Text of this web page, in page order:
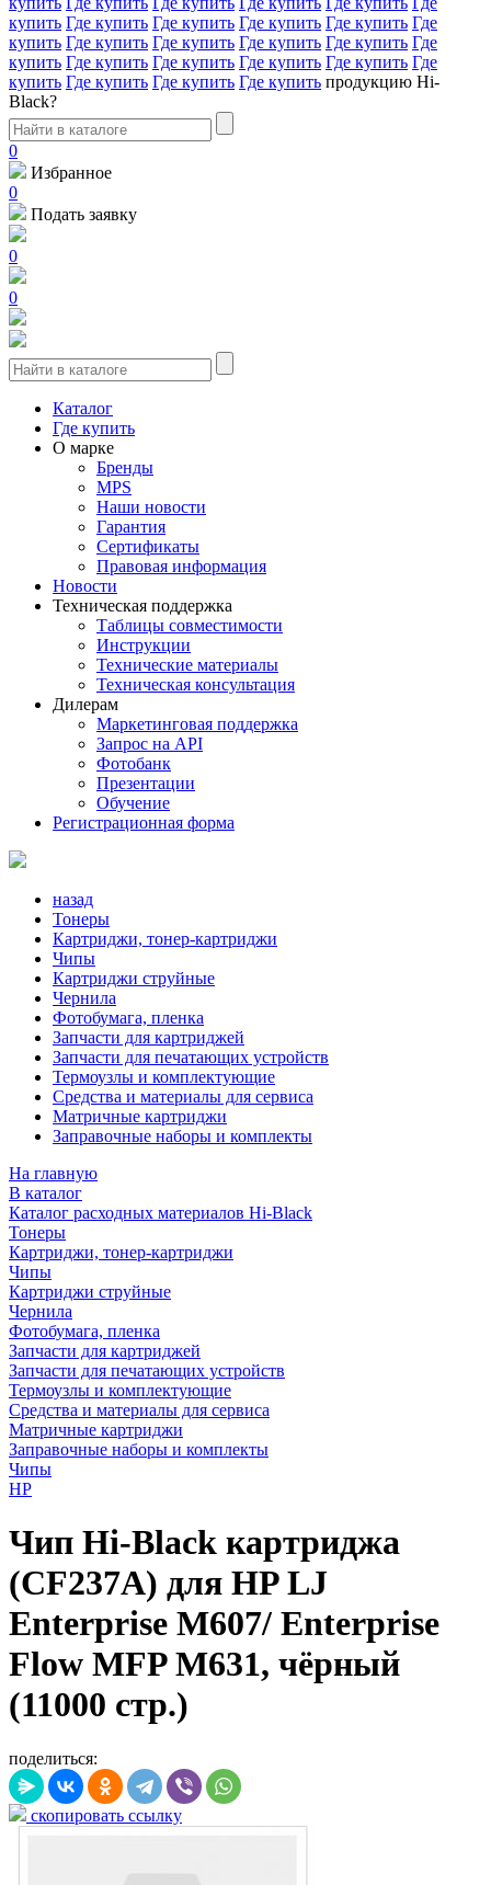
купить Где купить Где купить Где купить Где купить Где
купить Где купить Где купить Где купить Где купить Где
купить Где купить Где купить Где купить Где купить Где
купить Где купить Где купить Где купить продукцию Hi-
Black?
0
Избранное
0
Подать заявку
0
0
Каталог
Где купить
О марке
Бренды
MPS
Наши новости
Гарантия
Сертификаты
Правовая информация
Новости
Техническая поддержка
Таблицы совместимости
Инструкции
Технические материалы
Техническая консультация
Дилерам
Маркетинговая поддержка
Запрос на API
Фотобанк
Презентации
Обучение
Регистрационная форма
назад
Тонеры
Картриджи, тонер-картриджи
Чипы
Картриджи струйные
Чернила
Фотобумага, пленка
Запчасти для картриджей
Запчасти для печатающих устройств
Термоузлы и комплектующие
Средства и материалы для сервиса
Матричные картриджи
Заправочные наборы и комплекты
На главную
В каталог
Каталог расходных материалов Hi-Black
Тонеры
Картриджи, тонер-картриджи
Чипы
Картриджи струйные
Чернила
Фотобумага, пленка
Запчасти для картриджей
Запчасти для печатающих устройств
Термоузлы и комплектующие
Средства и материалы для сервиса
Матричные картриджи
Заправочные наборы и комплекты
Чипы
HP
Чип Hi-Black картриджа
(CF237A) для HP LJ
Enterprise M607/ Enterprise
Flow MFP M631, чёрный
(11000 стр.)
поделиться:
скопировать ссылку